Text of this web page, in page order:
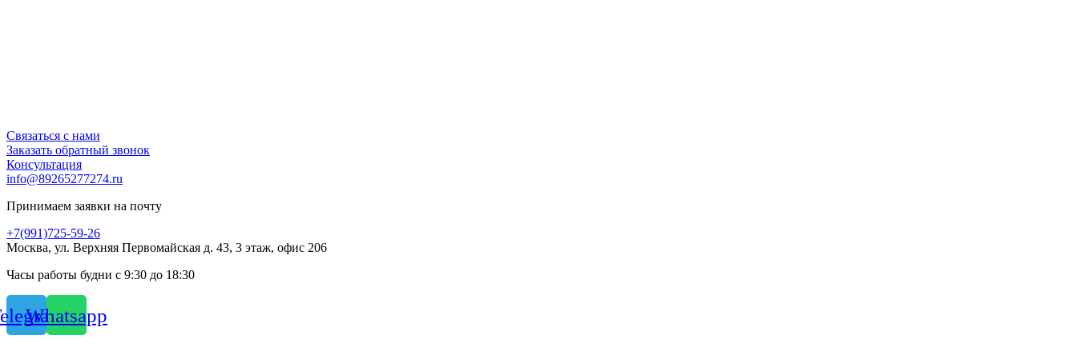
Связаться с нами
Заказать обратный звонок
Консультация
info@89265277274.ru
Принимаем заявки на почту
+7(991)725-59-26
Москва, ул. Верхняя Первомайская д. 43, 3 этаж, офис 206
Часы работы будни с 9:30 до 18:30
Whatsapp